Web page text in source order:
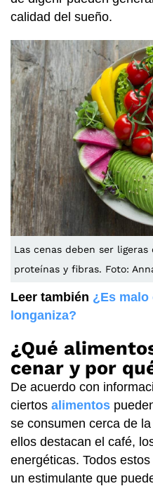
calidad del sueño.
Las cenas deben ser
proteínas y fibras. Foto:
Leer también ¿Es malo
longaniza?
¿Qué
cenar y por
De acuerdo con
ciertos alimentos
se consumen cerca de
ellos destacan el café,
energéticas. Todos
un estimulante que